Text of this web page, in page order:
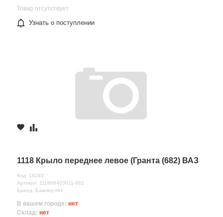
Товар отсутствует
Узнать о поступлении
1118 Крыло переднее левое (Гранта (682) ВАЗ
Код: 19283
Артикул: 111808403011-682
Бренд: Бампер-НН
В вашем городе: нет
Склад: нет